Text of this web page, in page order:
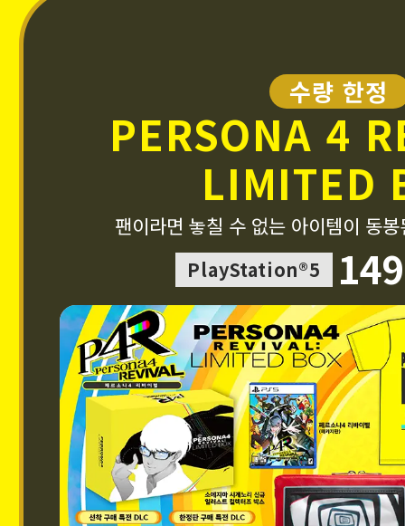
수량 한정
PERSONA 4
LIMITED
팬이라면 놓칠 수 없는 아이템이 동
PlayStation®5